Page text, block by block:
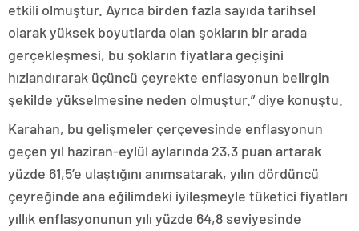
etkili olmuştur. Ayrıca birden fazla sayıda tarihsel
olarak yüksek boyutlarda olan şokların bir arada
gerçekleşmesi, bu şokların fiyatlara geçişini
hızlandırarak üçüncü çeyrekte enflasyonun belirgin
şekilde yükselmesine neden olmuştur.” diye konuştu.
Karahan, bu gelişmeler çerçevesinde enflasyonun
geçen yıl haziran-eylül aylarında 23,3 puan artarak
yüzde 61,5’e ulaştığını anımsatarak, yılın dördüncü
çeyreğinde ana eğilimdeki iyileşmeyle tüketici fiyatları
yıllık enflasyonunun yılı yüzde 64,8 seviyesinde